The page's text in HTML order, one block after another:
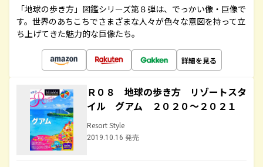
「地球の歩き方」図鑑シリーズ第８弾は、でっかい像・巨像で
す。世界のあちこちでさまざまな人々が色々な意図を持って立
ち上げてきた魅力的な巨像たち。
詳細を見る
Ｒ０８ 地球の歩き方 リゾートスタ
イル グアム ２０２０～２０２１
Resort Style
2019.10.16 発売